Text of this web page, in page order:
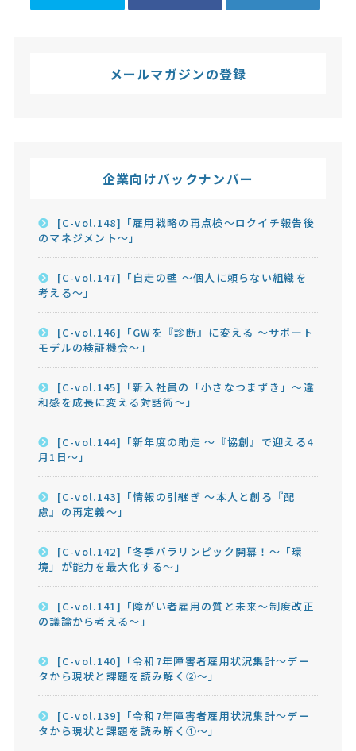
メールマガジンの登録
企業向けバックナンバー
[C-vol.148]「雇用戦略の再点検～ロクイチ報告後
のマネジメント～」
[C-vol.147]「自走の壁 ～個人に頼らない組織を
考える～」
[C-vol.146]「GWを『診断』に変える ～サポート
モデルの検証機会～」
[C-vol.145]「新入社員の「小さなつまずき」～違
和感を成長に変える対話術～」
[C-vol.144]「新年度の助走 ～『協創』で迎える4
月1日～」
[C-vol.143]「情報の引継ぎ ～本人と創る『配
慮』の再定義～」
[C-vol.142]「冬季パラリンピック開幕！～「環
境」が能力を最大化する～」
[C-vol.141]「障がい者雇用の質と未来～制度改正
の議論から考える～」
[C-vol.140]「令和7年障害者雇用状況集計～デー
タから現状と課題を読み解く②～」
[C-vol.139]「令和7年障害者雇用状況集計～デー
タから現状と課題を読み解く①～」